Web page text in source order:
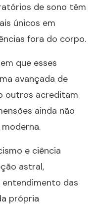
de sono têm
únicos em
fora do corpo.
que esses
avançada de
outros acreditam
ainda não
e ciência
astral,
das
própria